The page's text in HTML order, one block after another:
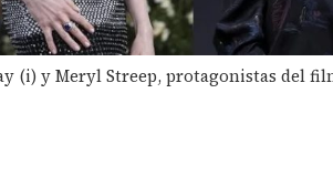
(i) y Meryl Streep, protagonistas del